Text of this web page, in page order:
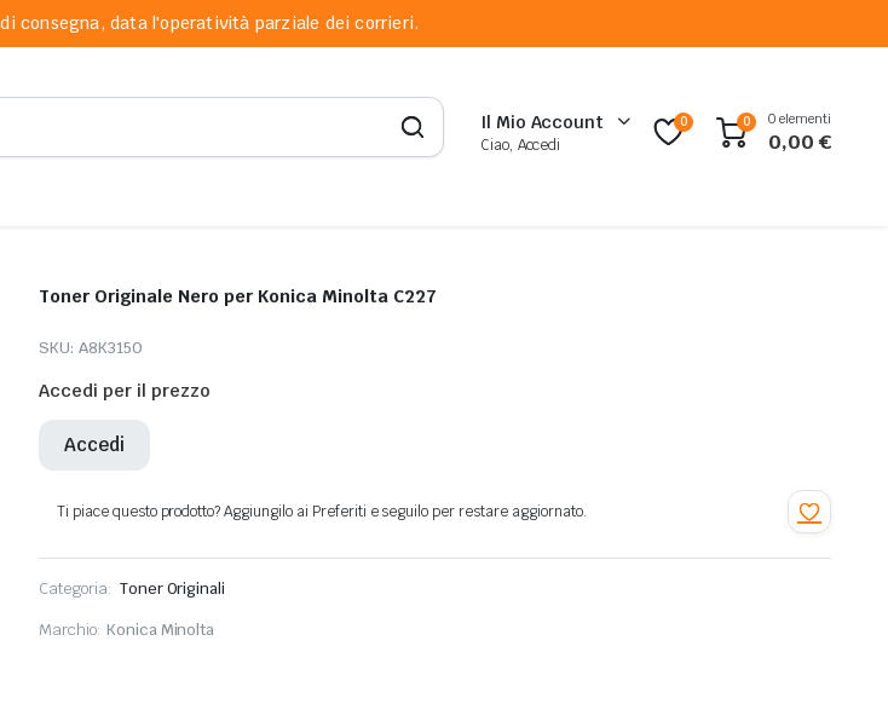
consegna, data l'operatività parziale dei corrieri.
Il Mio Account
Ciao, Accedi
0 0 0 elementi
0,00€
Toner Originale Nero per Konica Minolta C227
SKU: A8K3150
Accedi per il prezzo
Accedi
Categoria: Toner Originali
Marchio: Konica Minolta